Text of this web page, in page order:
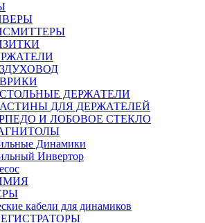
ДЕРЖАТЕЛИ
ДЛЯ ДЕРЖАТЕЛЕЙ
И ЛОБОВОЕ СТЕКЛО
Динамики
Инвертор
кабели для динамиков